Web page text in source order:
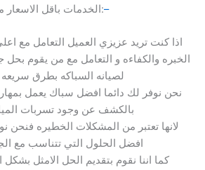
الخدمات باقل الاسعار منها:–
اذا كنت تريد عزيزي العميل التعامل مع
الخبره والكفاءه و التعامل مع من يقوم
لصيانه السباكه بطرق سريعه
نحن نوفر لك دائما افضل سباك يعمل
بالكشف عن وجود تسربات
لانها تعتبر من المشكلات الخطيره فنحن
افضل الحلول التي تتناسب مع
كما اننا نقوم بتقديم الحل الامثل